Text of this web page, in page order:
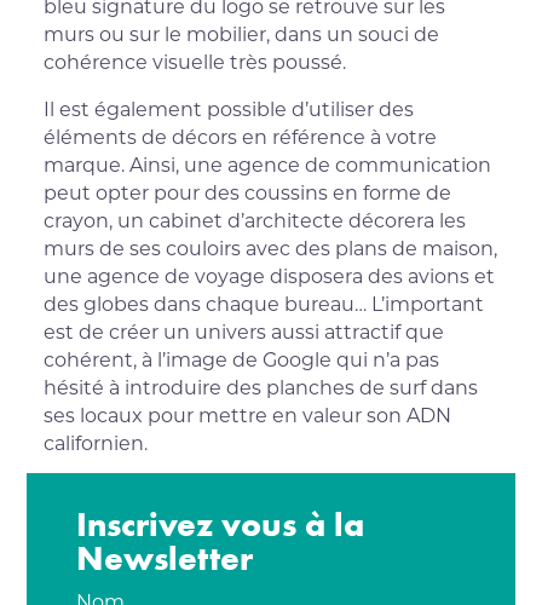
murs ou sur le mobilier, dans un souci de
cohérence visuelle très poussé.
Il est également possible d’utiliser des
éléments de décors en référence à votre
marque. Ainsi, une agence de communication
peut opter pour des coussins en forme de
crayon, un cabinet d’architecte décorera les
murs de ses couloirs avec des plans de maison,
une agence de voyage disposera des avions et
des globes dans chaque bureau… L’important
est de créer un univers aussi attractif que
cohérent, à l’image de Google qui n’a pas
hésité à introduire des planches de surf dans
ses locaux pour mettre en valeur son ADN
californien.
Inscrivez vous à la
Newsletter